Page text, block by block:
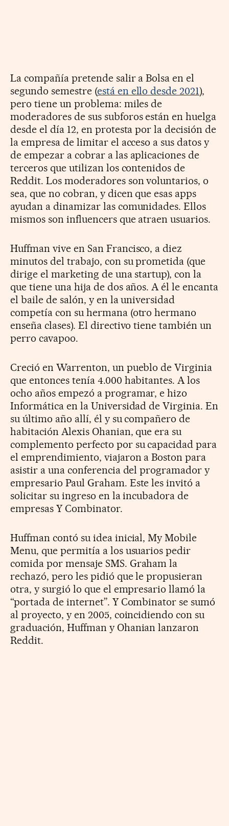
La compañía pretende salir a Bolsa en el
segundo semestre (está en ello desde 2021),
pero tiene un problema: miles de
moderadores de sus subforos están en huelga
desde el día 12, en protesta por la decisión de
la empresa de limitar el acceso a sus datos y
de empezar a cobrar a las aplicaciones de
terceros que utilizan los contenidos de
Reddit. Los moderadores son voluntarios, o
sea, que no cobran, y dicen que esas apps
ayudan a dinamizar las comunidades. Ellos
mismos son influencers que atraen usuarios.
Huffman vive en San Francisco, a diez
minutos del trabajo, con su prometida (que
dirige el marketing de una startup), con la
que tiene una hija de dos años. A él le encanta
el baile de salón, y en la universidad
competía con su hermana (otro hermano
enseña clases). El directivo tiene también un
perro cavapoo.
Creció en Warrenton, un pueblo de Virginia
que entonces tenía 4.000 habitantes. A los
ocho años empezó a programar, e hizo
Informática en la Universidad de Virginia. En
su último año allí, él y su compañero de
habitación Alexis Ohanian, que era su
complemento perfecto por su capacidad para
el emprendimiento, viajaron a Boston para
asistir a una conferencia del programador y
empresario Paul Graham. Este les invitó a
solicitar su ingreso en la incubadora de
empresas Y Combinator.
Huffman contó su idea inicial, My Mobile
Menu, que permitía a los usuarios pedir
comida por mensaje SMS. Graham la
rechazó, pero les pidió que le propusieran
otra, y surgió lo que el empresario llamó la
“portada de internet”. Y Combinator se sumó
al proyecto, y en 2005, coincidiendo con su
graduación, Huffman y Ohanian lanzaron
Reddit.